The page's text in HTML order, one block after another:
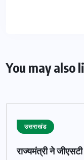
You may also
उत्तराखंड
राज्यमंत्री ने